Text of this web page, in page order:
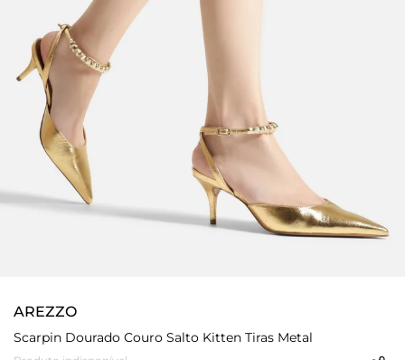
AREZZO
Scarpin Dourado Couro Salto Kitten Tiras Metal